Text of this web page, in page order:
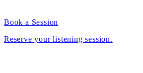
Book a Session
Reserve your listening session.